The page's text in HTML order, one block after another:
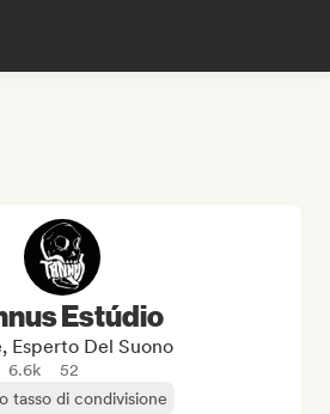
Estúdio
Esperto Del Suono
6.6k
52
tasso di condivisione